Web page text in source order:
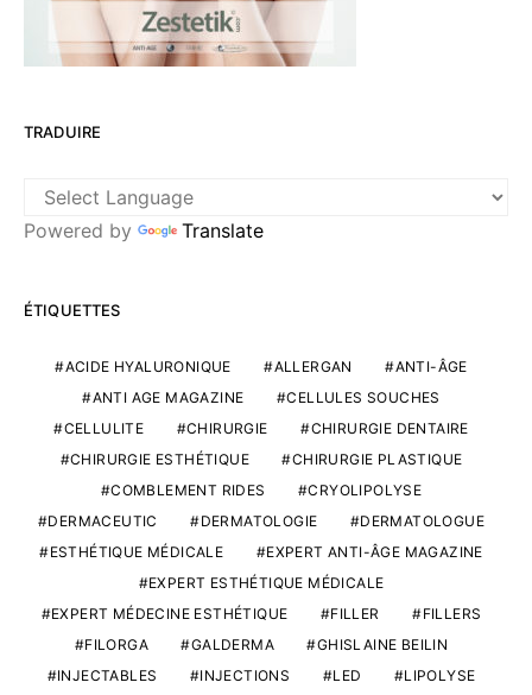
TRADUIRE
Powered by Translate
ÉTIQUETTES
ACIDE HYALURONIQUE ALLERGAN
ANTI-ÂGE
ANTI AGE MAGAZINE
CELLULES SOUCHES
CELLULITE
CHIRURGIE
CHIRURGIE DENTAIRE
CHIRURGIE ESTHÉTIQUE
CHIRURGIE PLASTIQUE
COMBLEMENT RIDES
CRYOLIPOLYSE
DERMACEUTIC
DERMATOLOGIE
DERMATOLOGUE
ESTHÉTIQUE MÉDICALE
EXPERT ANTI-ÂGE MAGAZINE
EXPERT ESTHÉTIQUE MÉDICALE
EXPERT MÉDECINE ESTHÉTIQUE
FILLER
FILLERS
FILORGA
GALDERMA
GHISLAINE BEILIN
INJECTABLES
INJECTIONS LED
LIPOLYSE